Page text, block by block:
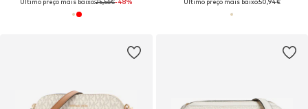
Último preço mais baixo:25,56€-48%
Último preço mais baixo:50,94€